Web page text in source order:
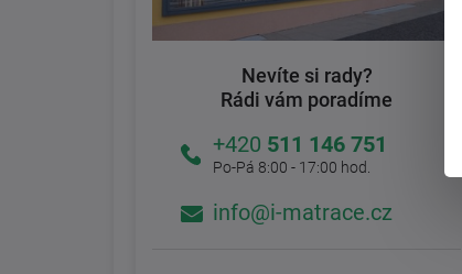
Nevíte si rady?
Rádi vám poradíme
+420 511 146 751
Po-Pá 8:00 - 17:00 hod.
info@i-matrace.cz